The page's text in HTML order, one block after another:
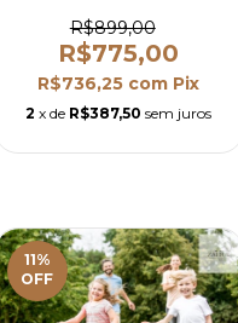
R$899,00
R$775,00
R$736,25 com Pix
2 x de R$387,50 sem juros
11%
OFF